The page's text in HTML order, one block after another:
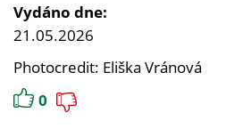
Vydáno dne:
21.05.2026
Photocredit: Eliška Vránová
0